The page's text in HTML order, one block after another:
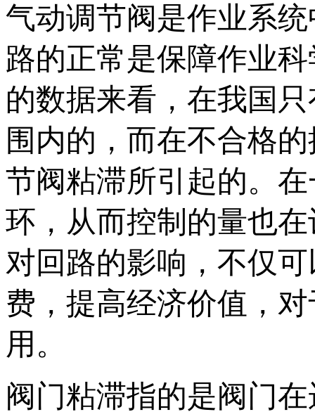
气动调节阀是作业系
路的正常是保障作业
的数据来看，在我国
围内的，而在不合格
节阀粘滞所引起的。
环，从而控制的量也
对回路的影响，不仅
费，提高经济价值，
用。
阀门粘滞指的是阀门